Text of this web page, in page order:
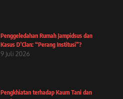
Penggeledahan Rumah Jampidsus dan
Kasus D’Clan: “Perang Institusi”?
9 Juli 2026
Pengkhiatan terhadap Kaum Tani dan